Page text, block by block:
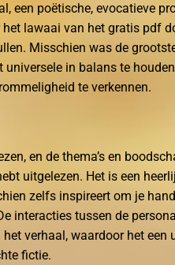
een poëtische, evocatieve
lawaai van het gratis pdf
Misschien was de
in balans te
te verkennen.
en de thema’s en
uitgelezen. Het is een
zelfs inspireert om je
interacties tussen de
verhaal, waardoor het een
fictie.